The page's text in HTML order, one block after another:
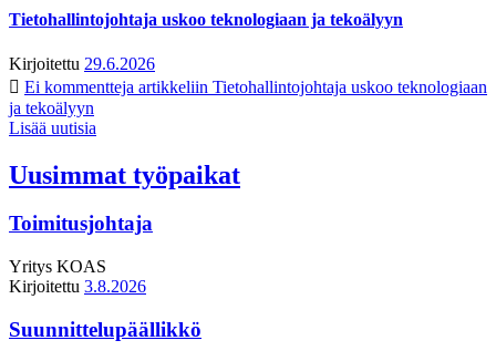
Tietohallintojohtaja uskoo teknologiaan ja tekoälyyn
Kirjoitettu 29.6.2026
Ei kommentteja artikkeliin Tietohallintojohtaja uskoo teknologiaan
ja tekoälyyn
Lisää uutisia
Uusimmat työpaikat
Toimitusjohtaja
Yritys KOAS
Kirjoitettu 3.8.2026
Suunnittelupäällikkö